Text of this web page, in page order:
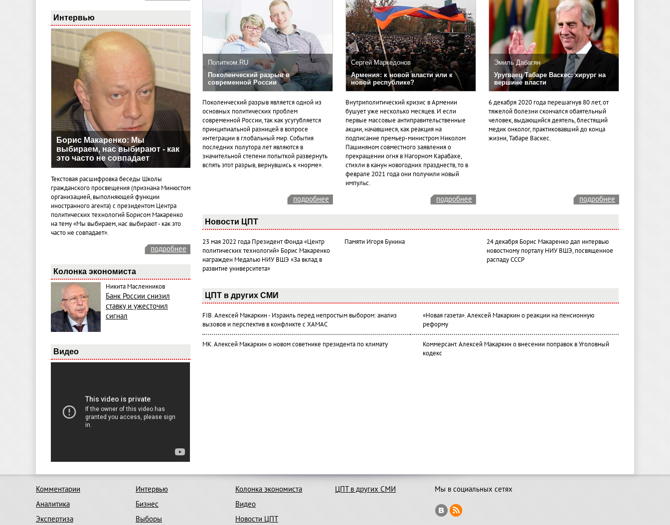
Интервью
Борис Макаренко: Мы
выбираем, нас выбирают - как
это часто не совпадает
Текстовая расшифровка беседы Школы
гражданского просвещения (признана Минюстом
организацией, выполняющей функции
иностранного агента) с президентом Центра
политических технологий Борисом Макаренко
на тему «Мы выбираем, нас выбирают - как это
часто не совпадает».
подробнее
Колонка экономиста
Никита Масленников
Банк России снизил
ставку и ужесточил
сигнал
Видео
Политком.RU
Поколенческий разрыв в
современной России
Поколенческий разрыв является одной из
основных политических проблем
современной России, так как усугубляется
принципиальной разницей в вопросе
интеграции в глобальный мир. События
последних полутора лет являются в
значительной степени попыткой развернуть
вспять этот разрыв, вернувшись к «норме».
Сергей Маркедонов
Армения: к новой власти или к
новой республике?
Внутриполитический кризис в Армении
бушует уже несколько месяцев. И если
первые массовые антиправительственные
акции, начавшиеся, как реакция на
подписание премьер-министром Николом
Пашиняном совместного заявления о
прекращении огня в Нагорном Карабахе,
стихли в канун новогодних празднеств, то в
феврале 2021 года они получили новый
импульс.
Эмиль Дабагян
Уругваец Табаре Васкес: хирург на
вершине власти
6 декабря 2020 года перешагнув 80 лет, от
тяжелой болезни скончался обаятельный
человек, выдающийся деятель, блестящий
медик онколог, практиковавший до конца
жизни, Табаре Васкес.
подробнее подробнее подробнее
Новости ЦПТ
23 мая 2022 года Президент Фонда «Центр
политических технологий» Борис Макаренко
награжден Медалью НИУ ВШЭ «За вклад в
развитие университета»
Памяти Игоря Бунина
24 декабря Борис Макаренко дал интервью
новостному порталу НИУ ВШЭ, посвященное
распаду СССР
ЦПТ в других СМИ
FIB. Алексей Макаркин - Израиль перед непростым выбором: анализ
вызовов и перспектив в конфликте с ХАМАС
«Новая газета». Алексей Макаркин о реакции на пенсионную
реформу
МК. Алексей Макаркин о новом советнике президента по климату
Коммерсант. Алексей Макаркин о внесении поправок в Уголовный
кодекс
Комментарии
Аналитика
Экспертиза
Интервью
Бизнес
Выборы
Колонка экономиста
Видео
Новости ЦПТ
ЦПТ в других СМИ Мы в социальных сетях